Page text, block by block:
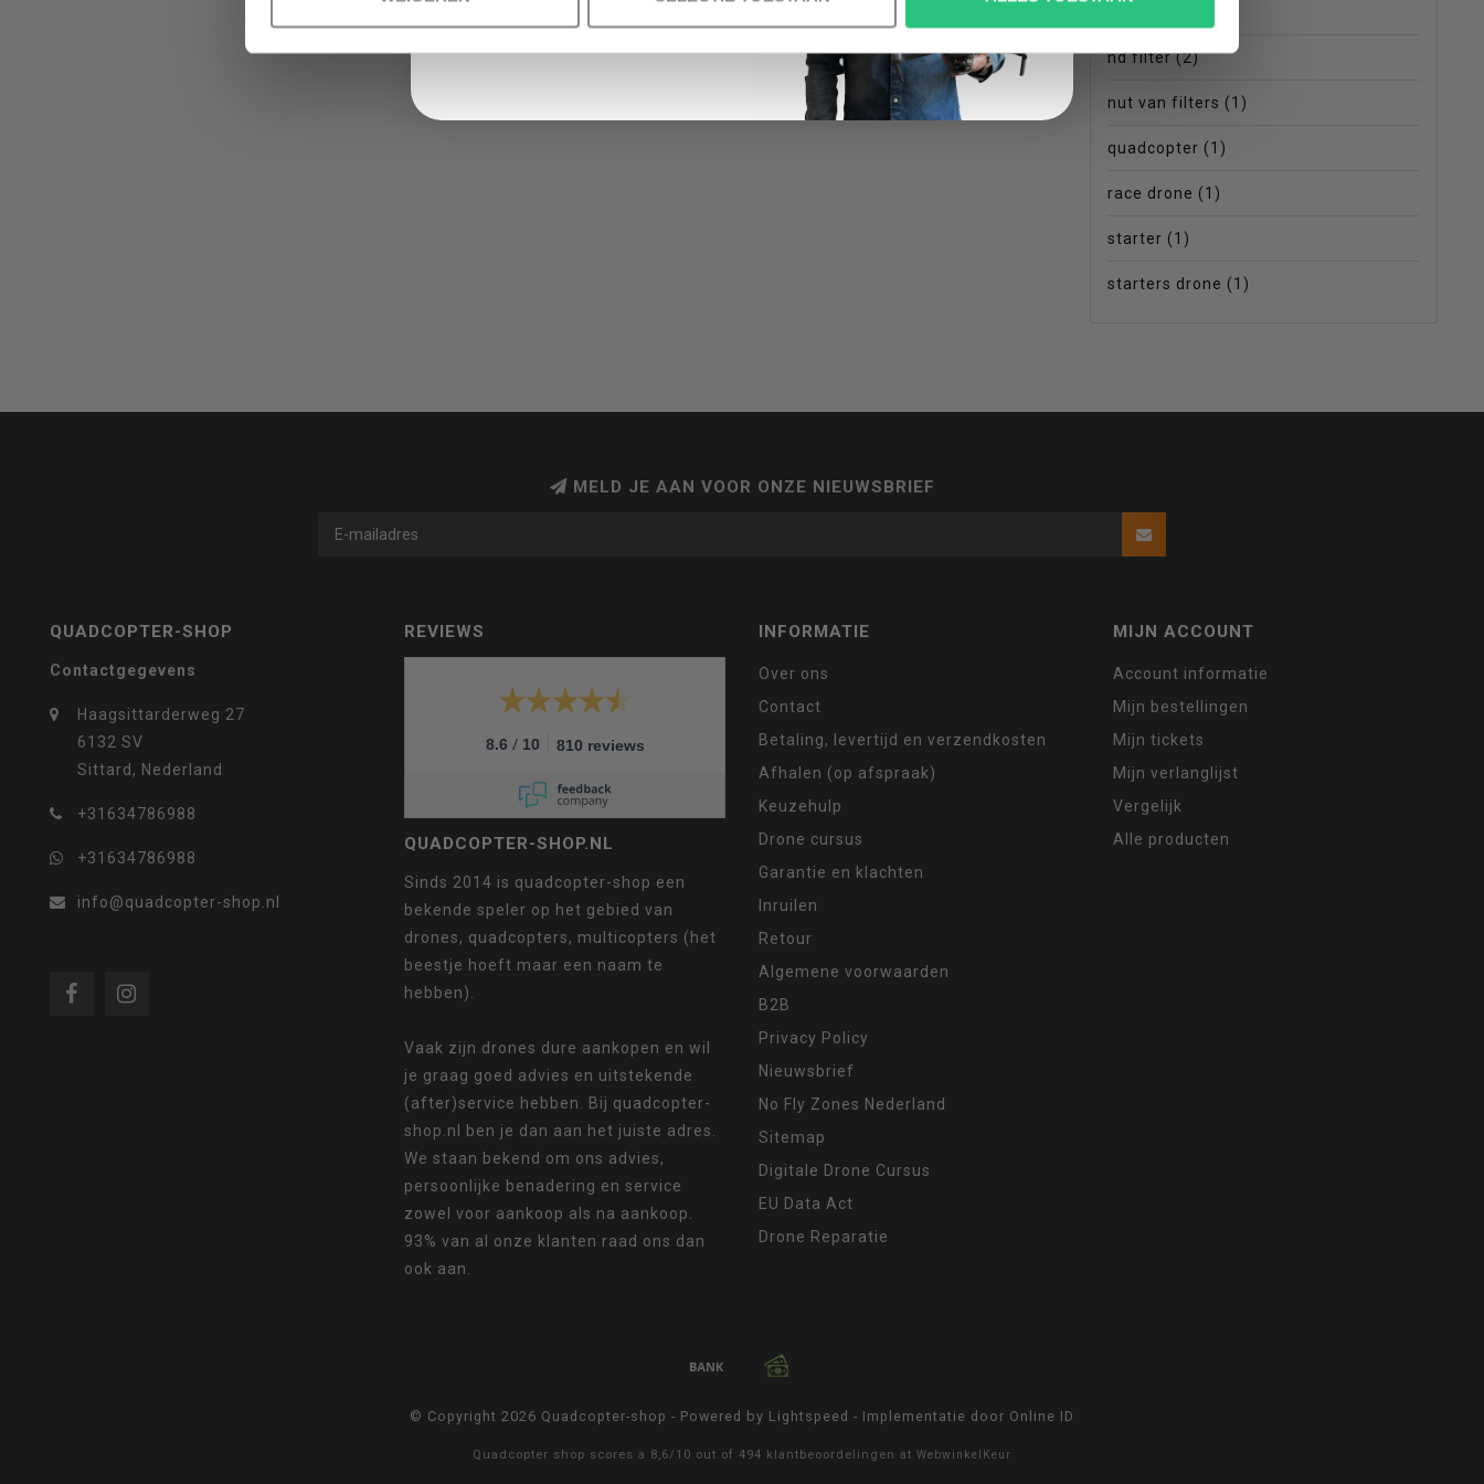
te
gaan.
nd filter(2)
nut van filters (1)
quadcopter (1)
race drone (1)
starter (1)
starters drone (1)
MELD JE AAN VOOR ONZE NIEUWSBRIEF
QUADCOPTER-SHOP
Contactgegevens
Haagsittarderweg 27
6132 SV
Sittard, Nederland
+31634786988
+31634786988
info@quadcopter-shop.nl
REVIEWS
8.6 / 10 810 reviews
QUADCOPTER-SHOP.NL
Sinds 2014 is quadcopter-shop een
bekende speler op het gebied van
drones, quadcopters, multicopters (het
beestje hoeft maar een naam te
hebben).
Vaak zijn drones dure aankopen en wil
je graag goed advies en uitstekende
(after)service hebben. Bij quadcopter-
shop.nl ben je dan aan het juiste adres.
We staan bekend om ons advies,
persoonlijke benadering en service
zowel voor aankoop als na aankoop.
93% van al onze klanten raad ons dan
ook aan.
INFORMATIE
Over ons
Contact
Betaling, levertijd en verzendkosten
Afhalen (op afspraak)
Keuzehulp
Drone cursus
Garantie en klachten
Inruilen
Retour
Algemene voorwaarden
B2B
Privacy Policy
Nieuwsbrief
No Fly Zones Nederland
Sitemap
Digitale Drone Cursus
EU Data Act
Drone Reparatie
MIJN ACCOUNT
Account informatie
Mijn bestellingen
Mijn tickets
Mijn verlanglijst
Vergelijk
Alle producten
© Copyright 2026 Quadcopter-shop - Powered by Lightspeed - Implementatie door Online ID
Quadcopter shop scores a 8,6/ 10 out of 494 klantbeoordelingen at WebwinkelKeur